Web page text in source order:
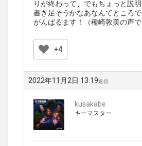
りが終わって、でもちょっと説
書き足そうかなあなんてところで
がんばるます！（種崎敦美の声で
+4
2022年11月2日 13:19返信
kusakabe
キーマスター